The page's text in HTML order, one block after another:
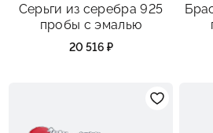
Серьги из серебра 925
пробы с эмалью
20 516 ₽